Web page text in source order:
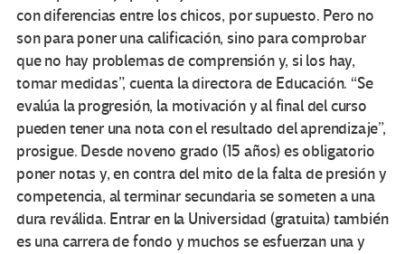
con diferencias entre los chicos, por supuesto. Pero no
son para poner una calificación, sino para comprobar
que no hay problemas de comprensión y, si los hay,
tomar medidas”, cuenta la directora de Educación. “Se
evalúa la progresión, la motivación y al final del curso
pueden tener una nota con el resultado del aprendizaje”,
prosigue. Desde noveno grado (15 años) es obligatorio
poner notas y, en contra del mito de la falta de presión y
competencia, al terminar secundaria se someten a una
dura reválida. Entrar en la Universidad (gratuita) también
es una carrera de fondo y muchos se esfuerzan una y